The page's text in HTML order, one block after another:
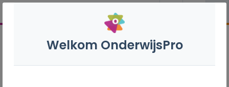
Welkom OnderwijsPro